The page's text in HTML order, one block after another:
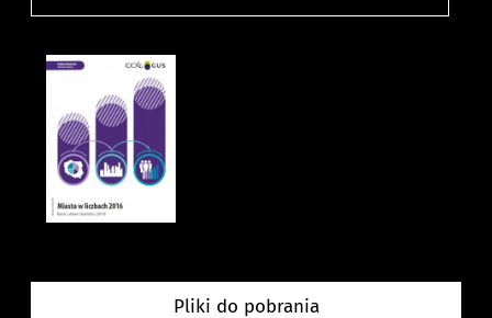
Pliki do pobrania